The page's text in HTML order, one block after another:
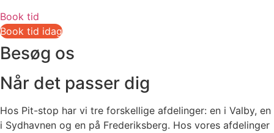
Book tid
Book tid idag
Besøg os
Når det passer dig
Hos Pit-stop har vi tre forskellige afdelinger: en i Valby, en
i Sydhavnen og en på Frederiksberg. Hos vores afdelinger